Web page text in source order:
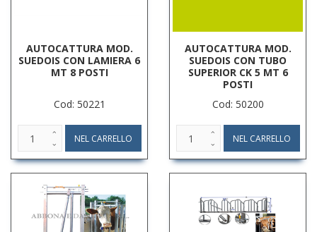
AUTOCATTURA MOD.
SUEDOIS CON LAMIERA 6
MT 8 POSTI
Cod: 50221
AUTOCATTURA MOD.
SUEDOIS CON TUBO
SUPERIOR CK 5 MT 6
POSTI
Cod: 50200